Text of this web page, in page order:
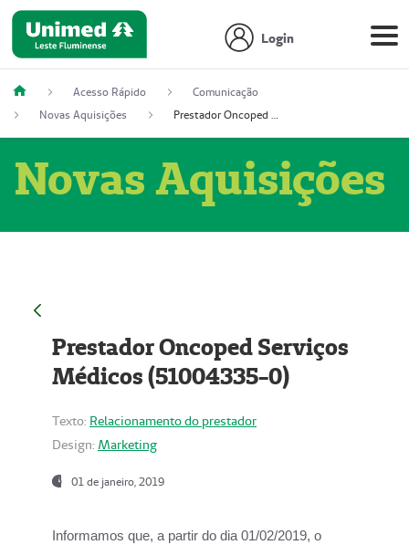
Login
Acesso Rápido
Comunicação
Novas Aquisições
Prestador Oncoped Serviços Médicos (51004335-0)
Novas Aquisições
Prestador Oncoped Serviços
Médicos (51004335-0)
Texto: Relacionamento do prestador
Design: Marketing
01 de janeiro, 2019
Informamos que, a partir do dia 01/02/2019, o